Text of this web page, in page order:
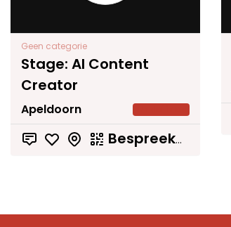
Geen categorie
Stage: AI Content
Creator
Apeldoorn
Bespreekbaar